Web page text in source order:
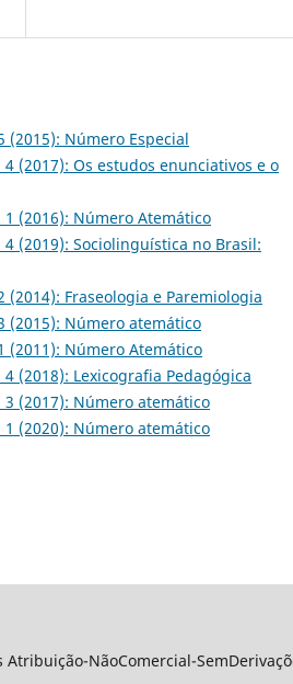
(2015): Número Especial
(2017): Os estudos enunciativos e o
(2016): Número Atemático
(2019): Sociolinguística no Brasil:
Fraseologia e Paremiologia
(2015): Número atemático
(2011): Número Atemático
(2018): Lexicografia Pedagógica
(2017): Número atemático
(2020): Número atemático
NãoComercial-